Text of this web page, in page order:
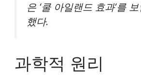
은 ‘쿨 아일랜드 효과’를
했다.
과학적 원리